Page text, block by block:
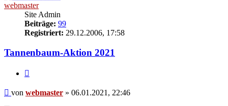
webmaster
Site Admin
Beiträge: 99
Registriert: 29.12.2006, 17:58
Tannenbaum-Aktion 2021
Beitrag
von webmaster » 06.01.2021, 22:46